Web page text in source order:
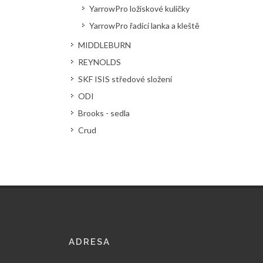
YarrowPro ložiskové kuličky
YarrowPro řadící lanka a kleště
MIDDLEBURN
REYNOLDS
SKF ISIS středové složení
ODI
Brooks - sedla
Crud
ADRESA